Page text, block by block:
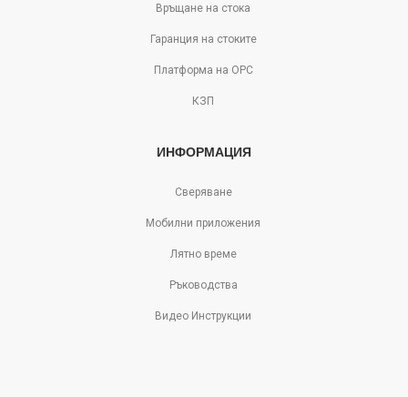
Връщане на стока
Гаранция на стоките
Платформа на ОРС
КЗП
ИНФОРМАЦИЯ
Сверяване
Мобилни приложения
Лятно време
Ръководства
Видео Инструкции